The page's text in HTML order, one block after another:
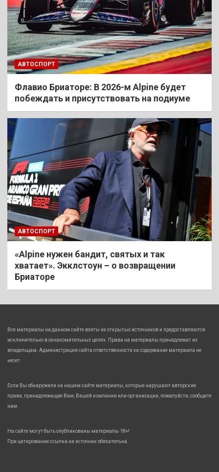
АВТОСПОРТ
Флавио Бриаторе: В 2026-м Alpine будет
побеждать и присутствовать на подиуме
АВТОСПОРТ
«Alpine нужен бандит, святых и так
хватает». Экклстоун – о возвращении
Бриаторе
Все материалы на данном сайте взяты из открытых источников и предоставляются
исключительно в ознакомительных целях. Права на материалы принадлежат их
владельцам. Администрация сайта ответственности за содержание материала не
несет.
Если Вы обнаружили на нашем сайте материалы, которые нарушают авторские
права, принадлежащие Вам, Вашей компании или организации, пожалуйста, сообщите
нам.
На сайте могут быть опубликованы материалы 18+!
При цитировании ссылка на источник обязательна.